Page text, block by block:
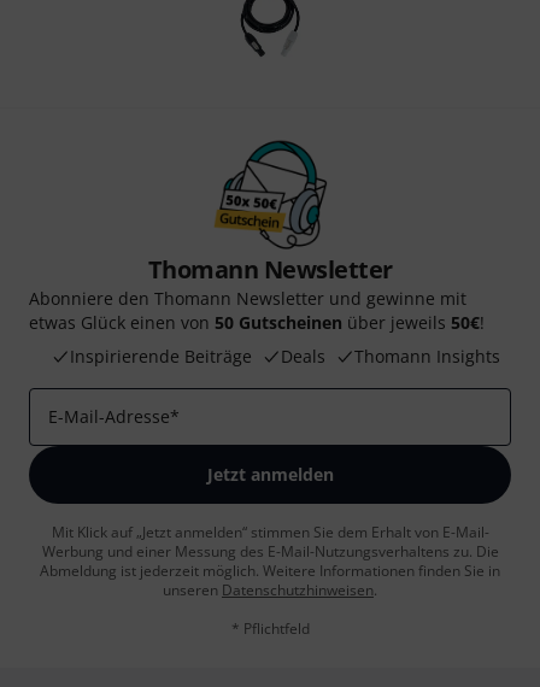
Thomann Newsletter
Abonniere den Thomann Newsletter und gewinne mit
etwas Glück einen von 50 Gutscheinen über jeweils 50€!
Inspirierende Beiträge
Deals Thomann Insights
E-Mail-Adresse*
Jetzt anmelden
Mit Klick auf „Jetzt anmelden“ stimmen Sie dem Erhalt von E-Mail-
Werbung und einer Messung des E-Mail-Nutzungsverhaltens zu. Die
Abmeldung ist jederzeit möglich. Weitere Informationen finden Sie in
unseren Datenschutzhinweisen.
* Pflichtfeld